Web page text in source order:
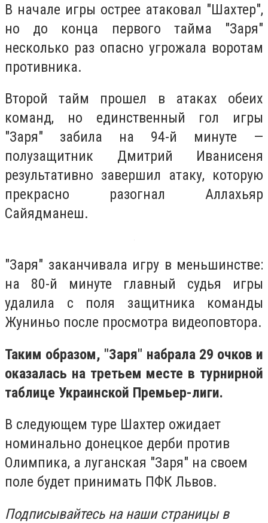
В начале игры острее атаковал "Шахтер",
но до конца первого тайма "Заря"
несколько раз опасно угрожала воротам
противника.
Второй тайм прошел в атаках обеих
команд, но единственный гол игры
"Заря" забила на 94-й минуте —
полузащитник Дмитрий Иванисеня
результативно завершил атаку, которую
прекрасно разогнал Аллахьяр
Сайядманеш.
"Заря" заканчивала игру в меньшинстве:
на 80-й минуте главный судья игры
удалила с поля защитника команды
Жуниньо после просмотра видеоповтора.
Таким образом, "Заря" набрала 29 очков и
оказалась на третьем месте в турнирной
таблице Украинской Премьер-лиги.
В следующем туре Шахтер ожидает
номинально донецкое дерби против
Олимпика, а луганская "Заря" на своем
поле будет принимать ПФК Львов.
Подписывайтесь на наши страницы в